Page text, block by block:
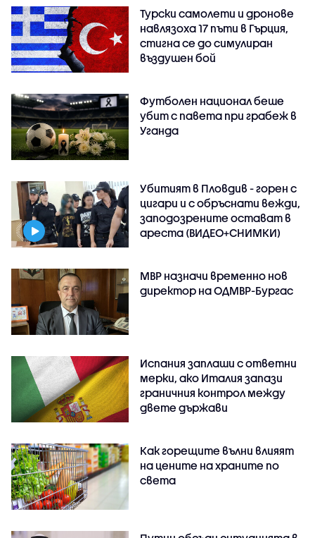
Турски самолети и дронове
навлязоха 17 пъти в Гърция,
стигна се до симулиран
въздушен бой
Футболен национал беше
убит с павета при грабеж в
Уганда
Убитият в Пловдив - горен с
цигари и с обръснати вежди,
заподозрените остават в
ареста (ВИДЕО+СНИМКИ)
МВР назначи временно нов
директор на ОДМВР-Бургас
Испания заплаши с ответни
мерки, ако Италия запази
граничния контрол между
двете държави
Как горещите вълни влияят
на цените на храните по
света